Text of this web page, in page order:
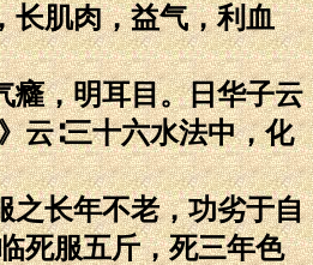
长肌肉，益气，利血
癃，明耳目。日华子云
云∶三十六水法中，化
之长年不老，功劣于自
死服五斤，死三年色